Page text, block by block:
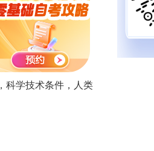
学技术条件，人类